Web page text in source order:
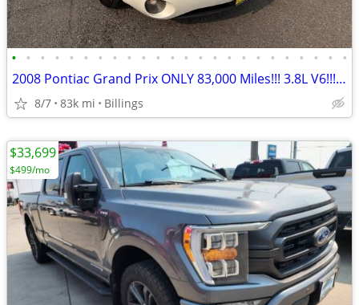
• • • • • • • • • • • • • • • • • • • • • • • •
2008 Pontiac Grand Prix ONLY 83,000 Miles!!! 3.8L V6!!! NEW Tires!!!
8/7 83k mi Billings
$33,699
$499/mo